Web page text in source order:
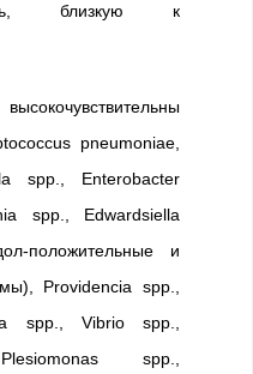
близкую к
pneumoniae,
spp., Enterobacter
spp., Edwardsiella
положительные и
Providencia spp.,
spp., Vibrio spp.,
spp.,